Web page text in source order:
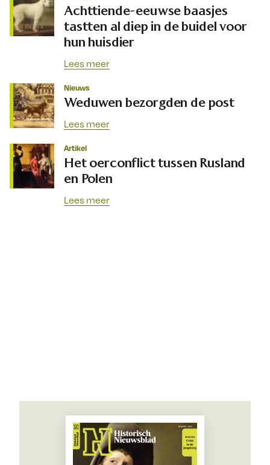
Achttiende-eeuwse baasjes
tastten al diep in de buidel voor
hun huisdier
Lees meer
Nieuws
Weduwen bezorgden de post
Lees meer
Artikel
Het oerconflict tussen Rusland
en Polen
Lees meer